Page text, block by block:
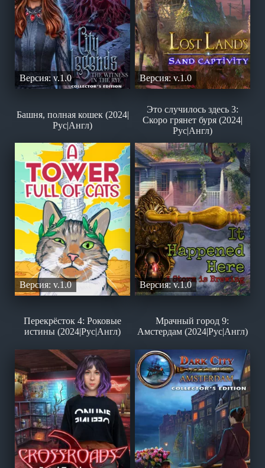
Версия: v.1.0 Версия: v.1.0
Башня, полная кошек (2024|
Рус|Англ)
Версия: v.1.0
Это случилось здесь 3:
Скоро грянет буря (2024|
Рус|Англ)
Версия: v.1.0
Перекрёсток 4: Роковые
истины (2024|Рус|Англ)
Мрачный город 9:
Амстердам (2024|Рус|Англ)